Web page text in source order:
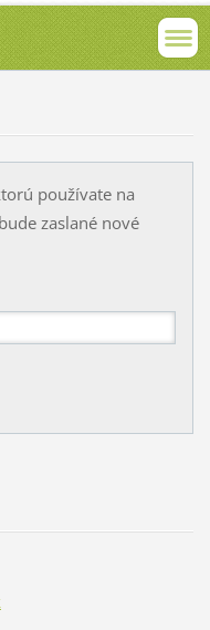
používate na
zaslané nové